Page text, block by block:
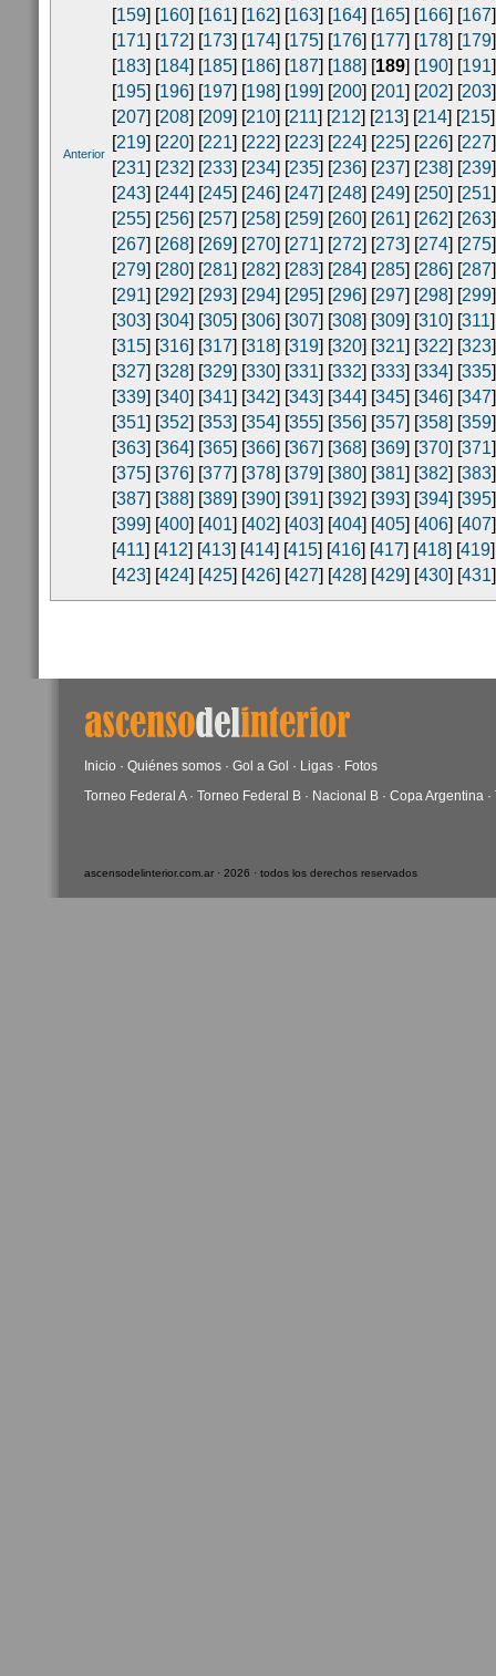
Anterior
[159] [160] [161] [162] [163] [164] [165] [166] [167
[171] [172] [173] [174] [175] [176] [177] [178] [179
[183] [184] [185] [186] [187] [188] [189] [190] [191
[195] [196] [197] [198] [199] [200] [201] [202] [203
[207] [208] [209] [210] [211] [212] [213] [214] [215
[219] [220] [221] [222] [223] [224] [225] [226] [227
[231] [232] [233] [234] [235] [236] [237] [238] [239
[243] [244] [245] [246] [247] [248] [249] [250] [251
[255] [256] [257] [258] [259] [260] [261] [262] [263
[267] [268] [269] [270] [271] [272] [273] [274] [275
[279] [280] [281] [282] [283] [284] [285] [286] [287
[291] [292] [293] [294] [295] [296] [297] [298] [299
[303] [304] [305] [306] [307] [308] [309] [310] [311
[315] [316] [317] [318] [319] [320] [321] [322] [323
[327] [328] [329] [330] [331] [332] [333] [334] [335
[339] [340] [341] [342] [343] [344] [345] [346] [347
[351] [352] [353] [354] [355] [356] [357] [358] [359
[363] [364] [365] [366] [367] [368] [369] [370] [371
[375] [376] [377] [378] [379] [380] [381] [382] [383
[387] [388] [389] [390] [391] [392] [393] [394] [395
[399] [400] [401] [402] [403] [404] [405] [406] [407
[411] [412] [413] [414] [415] [416] [417] [418] [419
[423] [424] [425] [426] [427] [428] [429] [430] [431]
Inicio · Quiénes somos · Gol a Gol · Ligas · Fotos
Torneo Federal A· Torneo Federal B · Nacional B · Copa Argentina ·
ascensodelinterior.com.ar · 2026 · todos los derechos reservados